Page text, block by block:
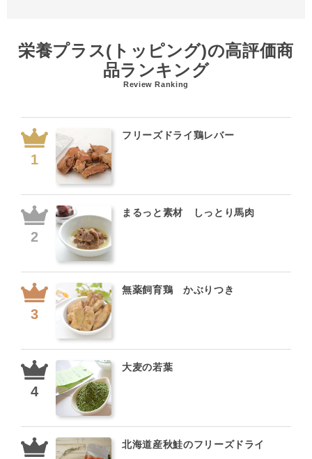
栄養プラス(トッピング)の高評価商
品ランキング
Review Ranking
フリーズドライ鶏レバー
まるっと素材 しっとり馬肉
無薬飼育鶏 かぶりつき
大麦の若葉
北海道産秋鮭のフリーズドライ